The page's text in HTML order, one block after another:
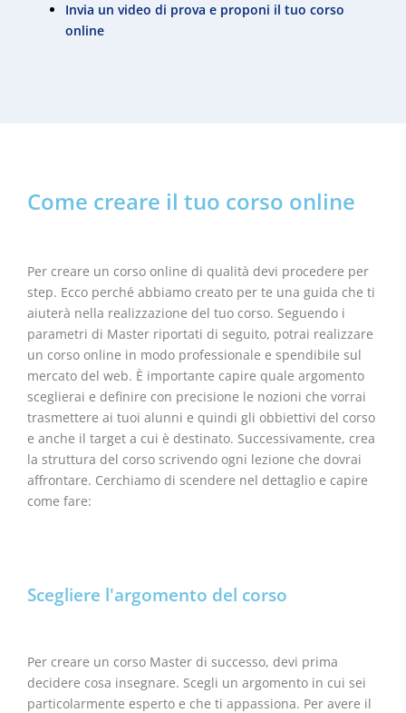
Invia un video di prova e proponi il tuo corso
online
Come creare il tuo corso online
Per creare un corso online di qualità devi procedere per
step. Ecco perché abbiamo creato per te una guida che ti
aiuterà nella realizzazione del tuo corso. Seguendo i
parametri di Master riportati di seguito, potrai realizzare
un corso online in modo professionale e spendibile sul
mercato del web. È importante capire quale argomento
sceglierai e definire con precisione le nozioni che vorrai
trasmettere ai tuoi alunni e quindi gli obbiettivi del corso
e anche il target a cui è destinato. Successivamente, crea
la struttura del corso scrivendo ogni lezione che dovrai
affrontare. Cerchiamo di scendere nel dettaglio e capire
come fare:
Scegliere l'argomento del corso
Per creare un corso Master di successo, devi prima
decidere cosa insegnare. Scegli un argomento in cui sei
particolarmente esperto e che ti appassiona. Per avere il